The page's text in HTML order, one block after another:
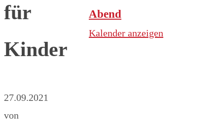
für
Kinder
27.09.2021
von
Abend
Kalender anzeigen